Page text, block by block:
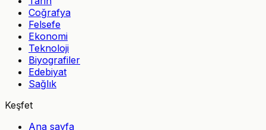
Coğrafya
Felsefe
Ekonomi
Teknoloji
Biyografiler
Edebiyat
Sağlık
Keşfet
Ana sayfa